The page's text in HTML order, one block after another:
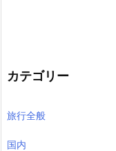
カテゴリー
旅行全般
国内